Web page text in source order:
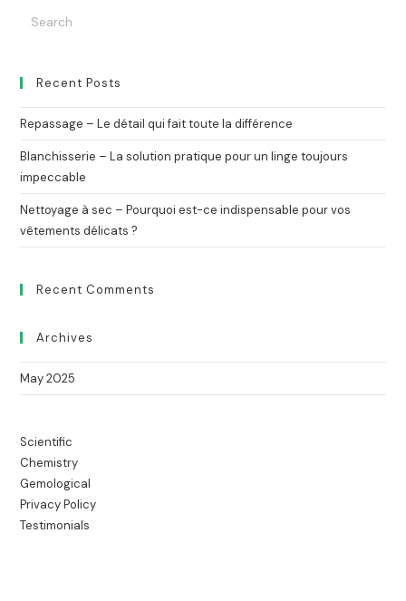
Recent Posts
Repassage – Le détail qui fait toute la différence
Blanchisserie – La solution pratique pour un linge toujours
impeccable
Nettoyage à sec – Pourquoi est-ce indispensable pour vos
vêtements délicats ?
Recent Comments
Archives
May 2025
Scientific
Chemistry
Gemological
Privacy Policy
Testimonials